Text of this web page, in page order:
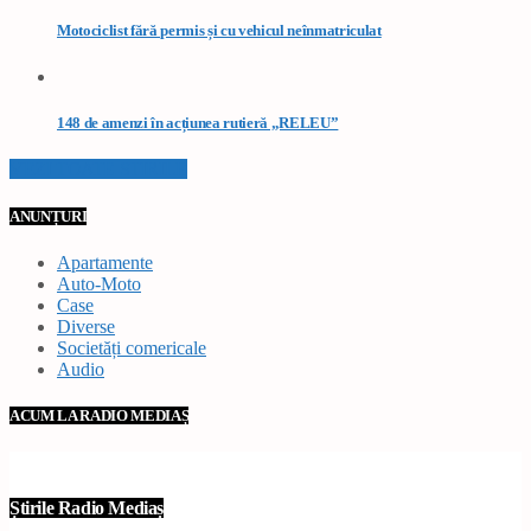
Motociclist fără permis și cu vehicul neînmatriculat
148 de amenzi în acțiunea rutieră „RELEU”
ANUNȚURI
Apartamente
Auto-Moto
Case
Diverse
Societăți comericale
Audio
ACUM LA RADIO MEDIAȘ
Știrile Radio Mediaș